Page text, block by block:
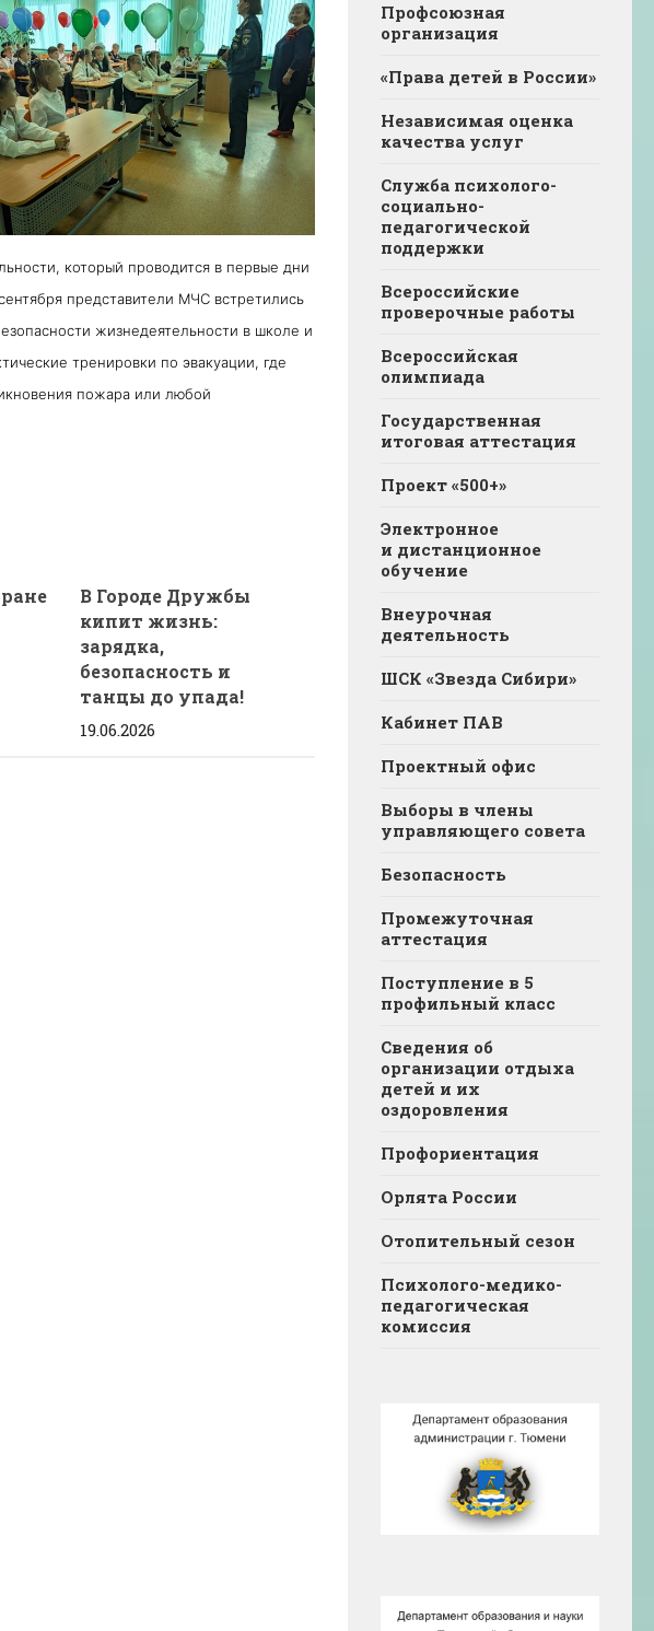
который проводится в первые дни
представители МЧС встретились
жизнедеятельности в школе и
тренировки по эвакуации, где
пожара или любой
В Городе Дружбы
кипит жизнь:
зарядка,
безопасность и
танцы до упада!
19.06.2026
Профсоюзная
организация
«Права детей в России»
Независимая оценка
качества услуг
Служба психолого-
социально-
педагогической
поддержки
Всероссийские
проверочные работы
Всероссийская
олимпиада
Государственная
итоговая аттестация
Проект «500+»
Электронное
и дистанционное
обучение
Внеурочная
деятельность
ШСК «Звезда Сибири»
Кабинет ПАВ
Проектный офис
Выборы в члены
управляющего совета
Безопасность
Промежуточная
аттестация
Поступление в 5
профильный класс
Сведения об
организации отдыха
детей и их
оздоровления
Профориентация
Орлята России
Отопительный сезон
Психолого-медико-
педагогическая
комиссия